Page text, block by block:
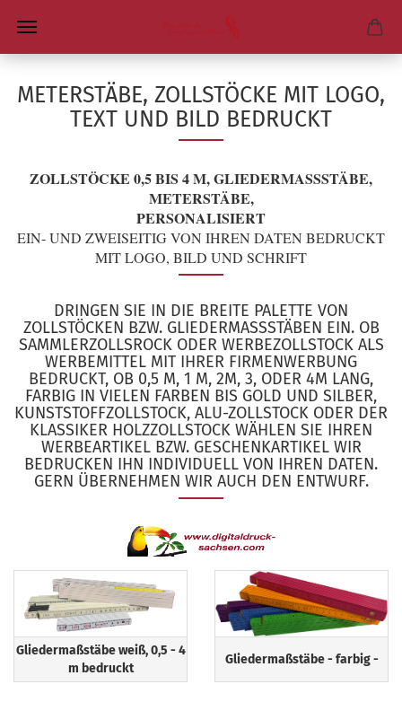
METERSTÄBE, ZOLLSTÖCKE MIT LOGO,
TEXT UND BILD BEDRUCKT
ZOLLSTÖCKE 0,5 BIS 4 M, GLIEDERMASSSTÄBE, M
ETERSTÄBE,
PERSONALISIERT
EIN- UND ZWEISEITIG VON IHREN DATEN BEDRUCKT
MIT LOGO, BILD UND SCHRIFT
DRINGEN SIE IN DIE BREITE PALETTE VON
ZOLLSTÖCKEN BZW. GLIEDERMASSSTÄBEN EIN. OB S
AMMLERZOLLSROCK ODER WERBEZOLLSTOCK ALS W
ERBEMITTEL MIT IHRER FIRMENWERBUNG B
EDRUCKT, OB 0,5 M, 1 M, 2M, 3, ODER 4M LANG, F
ARBIG IN VIELEN FARBEN BIS GOLD UND SILBER, K
UNSTSTOFFZOLLSTOCK, ALU-ZOLLSTOCK ODER DER K
LASSIKER HOLZZOLLSTOCK WÄHLEN SIE IHREN W
ERBEARTIKEL BZW. GESCHENKARTIKEL WIR B
EDRUCKEN IHN INDIVIDUELL VON IHREN DATEN. G
ERN ÜBERNEHMEN WIR AUCH DEN ENTWURF.
Gliedermaßstäbe weiß, 0,5 - 4
m bedruckt
Gliedermaßstäbe - farbig -